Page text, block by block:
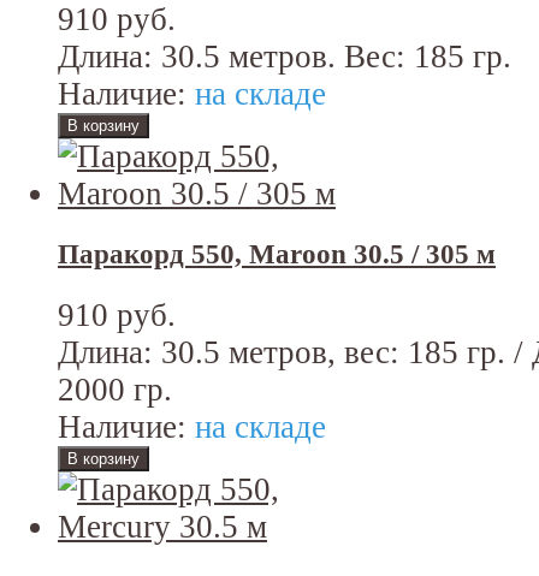
910 руб.
Длина: 30.5 метров. Вес: 185 гр.
Наличие: на складе
Паракорд 550, Maroon 30.5 / 305 м
910 руб.
Длина: 30.5 метров, вес: 185 гр. /
2000 гр.
Наличие: на складе